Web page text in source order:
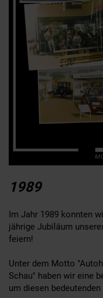
1989
Im Jahr 1989 konnten
jährige Jubiläum
feiern!
Unter dem Motto
Schau" haben wir eine
um diesen